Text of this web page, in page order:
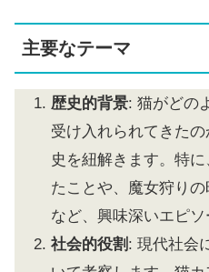
主要なテーマ
歴史的背景: 猫がどの
受け入れられてきた
史を紐解きます。特
たことや、魔女狩り
など、興味深いエピソ
社会的役割 : 現代社会